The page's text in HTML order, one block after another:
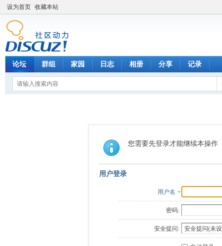
设为首页 收藏本站
论坛 群组 家园 日志 相册 分享 记录
您需要先登录才能继续本操作
用户登录
用户名
密码:
安全提问: